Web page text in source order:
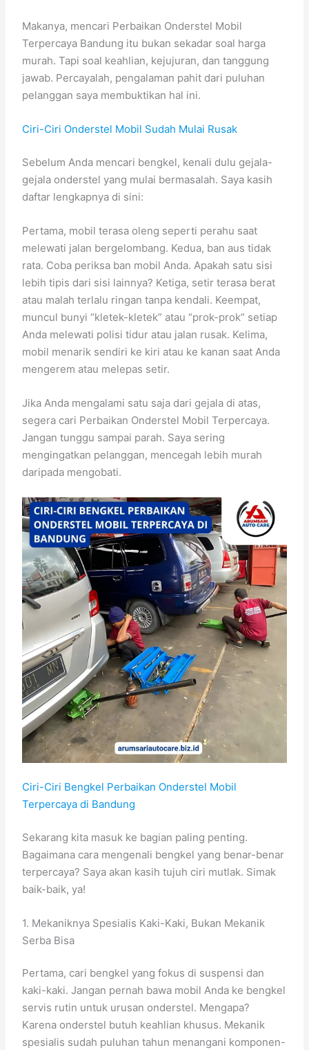
Makanya, mencari Perbaikan Onderstel Mobil
Terpercaya Bandung itu bukan sekadar soal harga
murah. Tapi soal keahlian, kejujuran, dan tanggung
jawab. Percayalah, pengalaman pahit dari puluhan
pelanggan saya membuktikan hal ini.
Ciri-Ciri Onderstel Mobil Sudah Mulai Rusak
Sebelum Anda mencari bengkel, kenali dulu gejala-
gejala onderstel yang mulai bermasalah. Saya kasih
daftar lengkapnya di sini:
Pertama, mobil terasa oleng seperti perahu saat
melewati jalan bergelombang. Kedua, ban aus tidak
rata. Coba periksa ban mobil Anda. Apakah satu sisi
lebih tipis dari sisi lainnya? Ketiga, setir terasa berat
atau malah terlalu ringan tanpa kendali. Keempat,
muncul bunyi “kletek-kletek” atau “prok-prok” setiap
Anda melewati polisi tidur atau jalan rusak. Kelima,
mobil menarik sendiri ke kiri atau ke kanan saat Anda
mengerem atau melepas setir.
Jika Anda mengalami satu saja dari gejala di atas,
segera cari Perbaikan Onderstel Mobil Terpercaya.
Jangan tunggu sampai parah. Saya sering
mengingatkan pelanggan, mencegah lebih murah
daripada mengobati.
Ciri-Ciri Bengkel Perbaikan Onderstel Mobil
Terpercaya di Bandung
Sekarang kita masuk ke bagian paling penting.
Bagaimana cara mengenali bengkel yang benar-benar
terpercaya? Saya akan kasih tujuh ciri mutlak. Simak
baik-baik, ya!
1. Mekaniknya Spesialis Kaki-Kaki, Bukan Mekanik
Serba Bisa
Pertama, cari bengkel yang fokus di suspensi dan
kaki-kaki. Jangan pernah bawa mobil Anda ke bengkel
servis rutin untuk urusan onderstel. Mengapa?
Karena onderstel butuh keahlian khusus. Mekanik
spesialis sudah puluhan tahun menangani komponen-